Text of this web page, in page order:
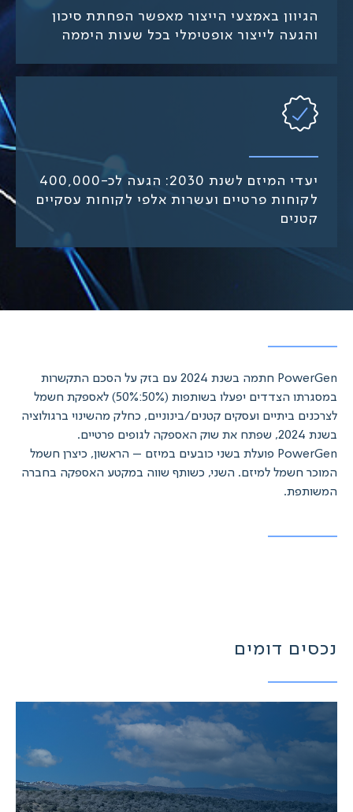
הגיוון באמצעי הייצור מאפשר הפחתת סיכון
והגעה לייצור אופטימלי בכל שעות היממה
יעדי המיזם לשנת 2030: הגעה לכ-400,000
לקוחות פרטיים ועשרות אלפי לקוחות עסקיים
קטנים
PowerGen חתמה בשנת 2024 עם בזק על הסכם התקשרות
במסגרתו הצדדים יפעלו בשותפות (50%:50%) לאספקת חשמל
לצרכנים ביתיים ועסקים קטנים/בינוניים, כחלק מהשינוי ברגולוציה
בשנת 2024, שפתח את שוק האספקה לגופים פרטיים.
PowerGen פועלת בשני כובעים במיזם – הראשון, כיצרן חשמל
המוכר חשמל למיזם. השני, כשותף שווה במקטע האספקה בחברה
המשותפת.
נכסים דומים